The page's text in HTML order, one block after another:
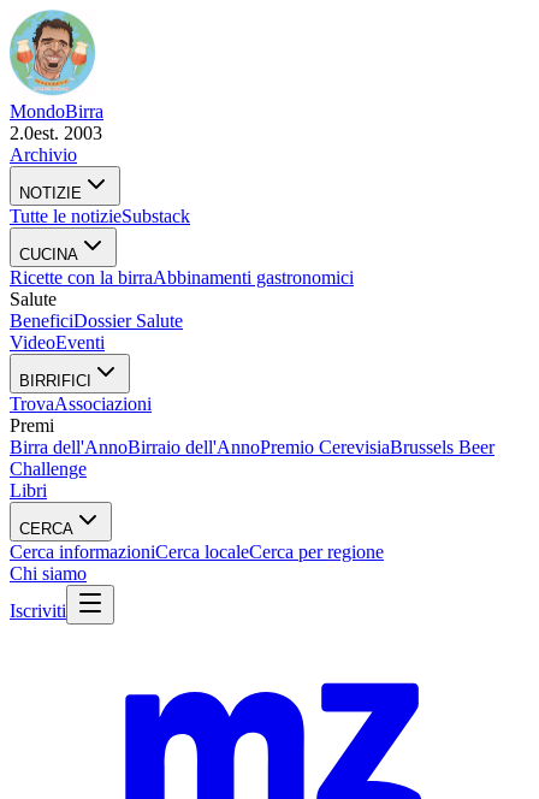
MondoBirra
2.0est. 2003
Archivio
NOTIZIE
Tutte le notizieSubstack
CUCINA
Ricette con la birraAbbinamenti gastronomici
Salute
BeneficiDossier Salute
VideoEventi
BIRRIFICI
TrovaAssociazioni
Premi
Birra dell'AnnoBirraio dell'AnnoPremio CerevisiaBrussels Beer
Challenge
Libri
CERCA
Cerca informazioniCerca localeCerca per regione
Chi siamo
Iscriviti